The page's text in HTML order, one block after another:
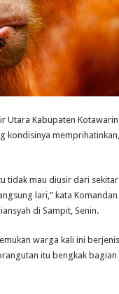
Utara Kabupaten
kondisinya
tidak mau diusir dari
lari,” kata Komandan
di Sampit, Senin.
warga kali ini
itu bengkak